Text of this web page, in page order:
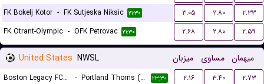
FK Bokelj Kotor - FK Sutjeska Niksic ۲۱:۳۰ ۳.۰۵ ۲.۸۰
۲.۳۳
FK Otrant-Olympic - OFK Petrovac ۲۱:۳۰ ۲.۶۸ ۲.۸۰ ۲.۵۹
United States NWSL میزبان مساوی میهمان
Boston Legacy FC (W) - Portland Thorns (W) ۲۳:۳۰ ۲.۱۶ ۳.۴۰ ۲.۷۳